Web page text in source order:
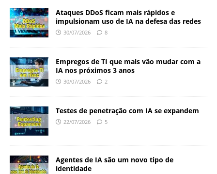
Ataques DDoS ficam mais rápidos e
impulsionam uso de IA na defesa das redes
30/07/2026 8
Empregos de TI que mais vão mudar com a
IA nos próximos 3 anos
30/07/2026 2
Testes de penetração com IA se expandem
22/07/2026 5
Agentes de IA são um novo tipo de
identidade